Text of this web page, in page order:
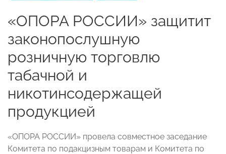
«ОПОРА РОССИИ» защитит
законопослушную
розничную торговлю
табачной и
никотинсодержащей
продукцией
«ОПОРА РОССИИ» провела совместное заседание
Комитета по подакцизным товарам и Комитета по